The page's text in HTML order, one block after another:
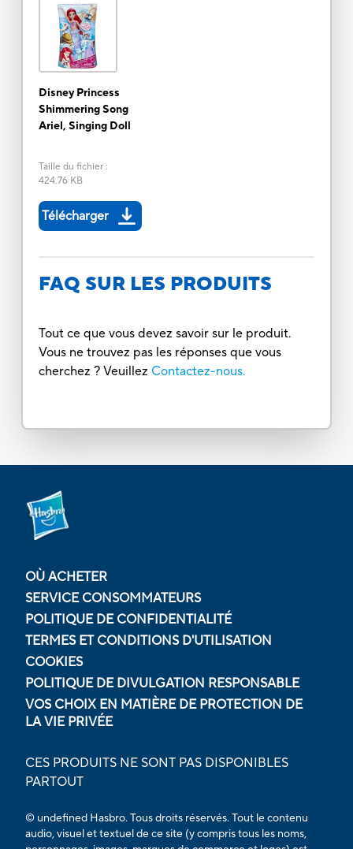
Disney Princess
Shimmering Song
Ariel, Singing Doll
Taille du fichier:
424.76 KB
Télécharger
FAQ SUR LES PRODUITS
Tout ce que vous devez savoir sur le produit.
Vous ne trouvez pas les réponses que vous
cherchez ? Veuillez Contactez-nous.
OÙ ACHETER
SERVICE CONSOMMATEURS
POLITIQUE DE CONFIDENTIALITÉ
TERMES ET CONDITIONS D'UTILISATION
COOKIES
POLITIQUE DE DIVULGATION RESPONSABLE
VOS CHOIX EN MATIÈRE DE PROTECTION DE
LA VIE PRIVÉE
CES PRODUITS NE SONT PAS DISPONIBLES
PARTOUT
© undefined Hasbro. Tous droits réservés. Tout le contenu
audio, visuel et textuel de ce site (y compris tous les noms,